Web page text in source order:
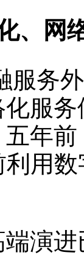
、网
服务
服
年
用
演